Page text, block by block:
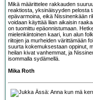
Mikä määrittelee rakkauden
reaktiosta, yksinäisyyden pelosta
epävarmoina, eikä Nissinenkään
voidaan käyttää liian aikaisin
on tuomittu epäonnistumaan.
mielenkiintoinen kaari, kun alun
riitojen ja murheiden värittämään
suurta kokemuksestaan oppinut,
heilan kivat vanhemmat, ja
isommalla sydämellä.
Mika Roth